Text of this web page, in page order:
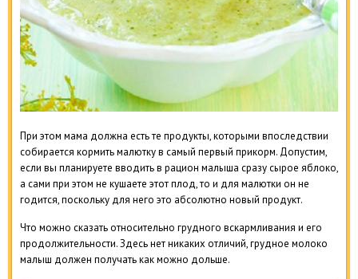
При этом мама должна есть те продукты, которыми впоследствии
собирается кормить малютку в самый первый прикорм. Допустим,
если вы планируете вводить в рацион малыша сразу сырое яблоко,
а сами при этом не кушаете этот плод, то и для малютки он не
годится, поскольку для него это абсолютно новый продукт.
Что можно сказать относительно грудного вскармливания и его
продолжительности. Здесь нет никаких отличий, грудное молоко
малыш должен получать как можно дольше.